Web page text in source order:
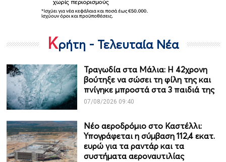
Κρήτη - Τελευταία Νέα
Τραγωδία στα Μάλια: Η 42χρονη
βούτηξε να σώσει τη φίλη της και
πνίγηκε μπροστά στα 3 παιδιά της
07/08/2026 09:40
Νέο αεροδρόμιο στο Καστέλλι:
Υπογράφεται η σύμβαση 112,4 εκατ.
ευρώ για τα ραντάρ και τα
συστήματα αεροναυτιλίας